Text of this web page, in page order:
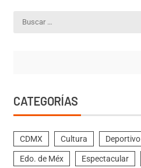
CATEGORÍAS
CDMX Cultura Deportivo
Edo. de Méx Espectacular